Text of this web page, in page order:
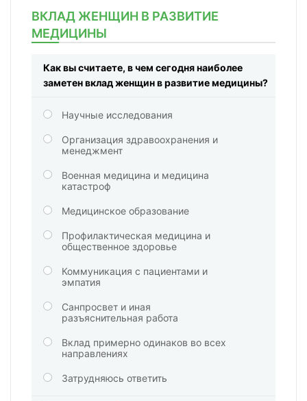
ВКЛАД ЖЕНЩИН В РАЗВИТИЕ
МЕДИЦИНЫ
Как вы считаете, в чем сегодня наиболее
заметен вклад женщин в развитие медицины?
Научные исследования
Организация здравоохранения и
менеджмент
Военная медицина и медицина
катастроф
Медицинское образование
Профилактическая медицина и
общественное здоровье
Коммуникация с пациентами и
эмпатия
Санпросвет и иная
разъяснительная работа
Вклад примерно одинаков во всех
направлениях
Затрудняюсь ответить